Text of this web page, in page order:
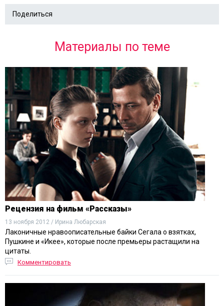
Поделиться
Материалы по теме
Рецензия на фильм «Рассказы»
13 ноября 2012 / Ирина Любарская
Лаконичные нравоописательные байки Сегала о взятках,
Пушкине и «Икее», которые после премьеры растащили на
цитаты.
Комментировать